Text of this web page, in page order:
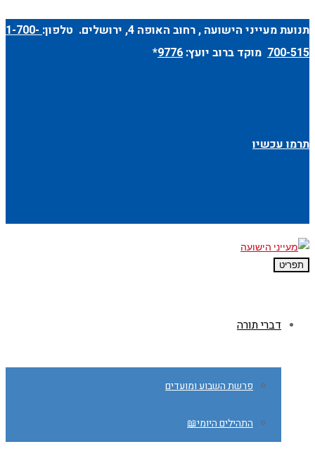
תנועת מעייני הישועה ,רחוב האופה 4 , ירושלים. טלפון: 1-700-
700-515 מוקד ברוב יועץ: 9776
*
תרמו עכשיו
תפריט
דברי תורה
פרשת השבוע ומועדים
התהילים היומי📖